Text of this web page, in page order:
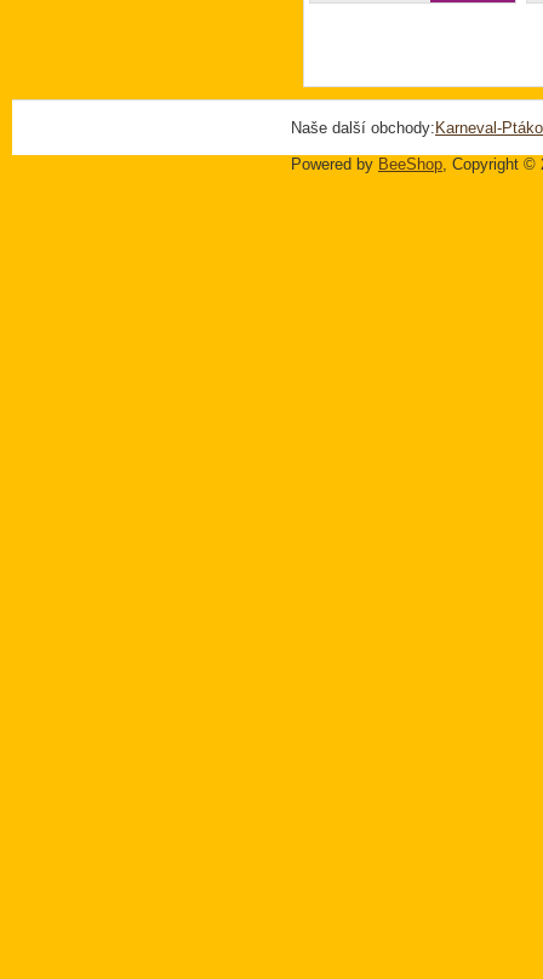
Naše další obchody: Karneval-
Powered by BeeShop, Copyright ©